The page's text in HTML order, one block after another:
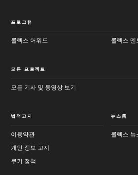
프로그램
롤렉스 어워드 롤렉스 멘
모든 프로젝트
모든 기사 및 동영상 보기
법적고지
이용약관
개인 정보 고지
쿠키 정책
뉴스룸
롤렉스 뉴